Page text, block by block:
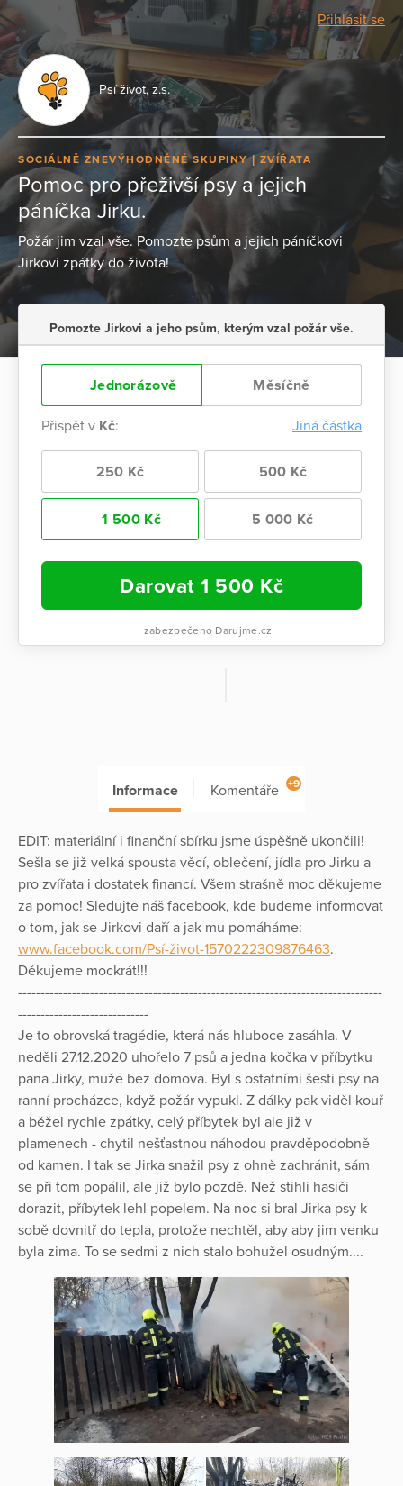
Přihlásit se
Psí život, z.s.
SOCIÁLNĚ ZNEVÝHODNĚNÉ SKUPINY ZVÍŘATA
Pomoc pro přeživší psy a jejich
páníčka Jirku.
Požár jim vzal vše. Pomozte psům a jejich páníčkovi
Jirkovi zpátky do života!
Pomozte Jirkovi a jeho psům, kterým vzal požár vše.
Jednorázově Měsíčně
Přispět v Kč: Jiná částka
250 Kč 500 Kč
1 500 Kč 5 000 Kč
Darovat 1 500 Kč
zabezpečeno Darujme.cz
Informace Komentáře +9
EDIT: materiální i finanční sbírku jsme úspěšně ukončili!
Sešla se již velká spousta věcí, oblečení, jídla pro Jirku a
pro zvířata i dostatek financí. Všem strašně moc děkujeme
za pomoc! Sledujte náš facebook, kde budeme informovat
o tom, jak se Jirkovi daří a jak mu pomáháme:
www.facebook.com/Psí-život-1570222309876463.
Děkujeme mockrát!!!
---------------------------------------------------------------------------------
-----------------------------
Je to obrovská tragédie, která nás hluboce zasáhla. V
neděli 27.12.2020 uhořelo 7 psů a jedna kočka v příbytku
pana Jirky, muže bez domova. Byl s ostatními šesti psy na
ranní procházce, když požár vypukl. Z dálky pak viděl kouř
a běžel rychle zpátky, celý příbytek byl ale již v
plamenech - chytil nešťastnou náhodou pravděpodobně
od kamen. I tak se Jirka snažil psy z ohně zachránit, sám
se při tom popálil, ale již bylo pozdě. Než stihli hasiči
dorazit, příbytek lehl popelem. Na noc si bral Jirka psy k
sobě dovnitř do tepla, protože nechtěl, aby aby jim venku
byla zima. To se sedmi z nich stalo bohužel osudným....